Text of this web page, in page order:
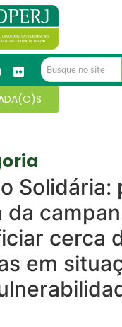
Solidária:
da
cerca
em